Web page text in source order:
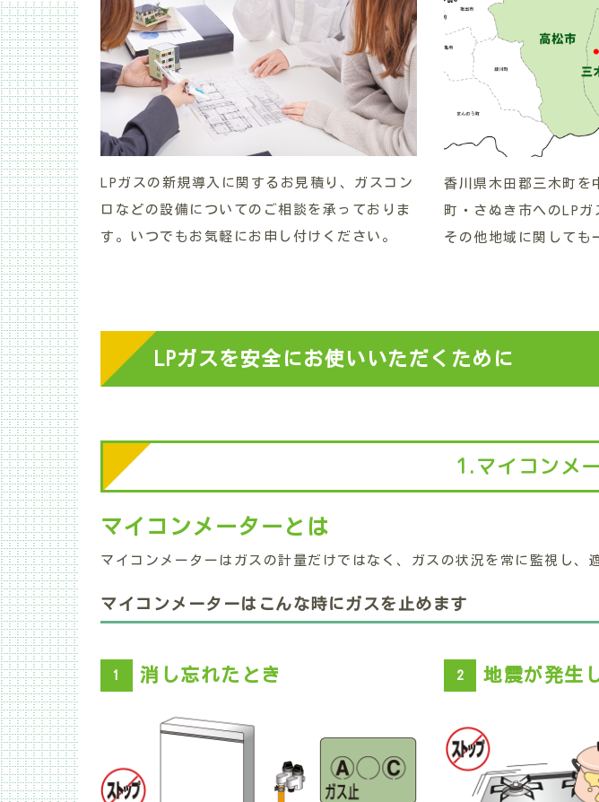
LPガスの新規導入に関するお見積り、ガスコン
ロなどの設備についてのご相談を承っておりま
す。いつでもお気軽にお申し付けください。
香川県木田郡三木町を
町・さぬき市へのLPガ
その他地域に関しても
LPガスを安全にお使いいただくために
1.マイコンメ
マイコンメーターとは
マイコンメーターはガスの計量だけではなく、ガスの状況を常に監視し、
マイコンメーターはこんな時にガスを止めます
1 消し忘れたとき 2 地震が発生